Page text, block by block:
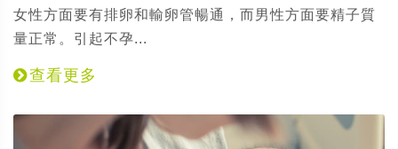
女性方面要有排卵和輸卵管暢通，而男性方面要精子質
量正常。引起不孕...
查看更多